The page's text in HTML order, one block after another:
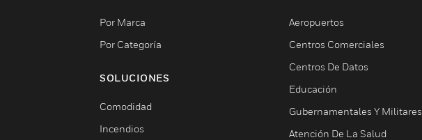
Por Marca
Por Categoría
SOLUCIONES
Comodidad
Incendios
Aeropuertos
Centros Comerciales
Centros De Datos
Educación
Gubernamentales Y Militares
Atención De La Salud